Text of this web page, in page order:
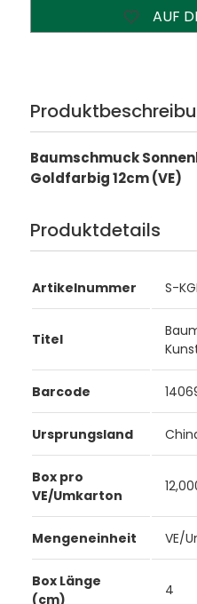
AUF
Baumschmuck
Goldfarbig 12cm (VE)
Produktdetails
Artikelnummer S-
Titel
Barcode
Ursprungsland
Box pro
VE/Umkarton
Mengeneinheit VE/
Box Länge
(cm)
4